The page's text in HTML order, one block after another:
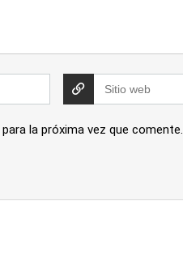
la próxima vez que comente.